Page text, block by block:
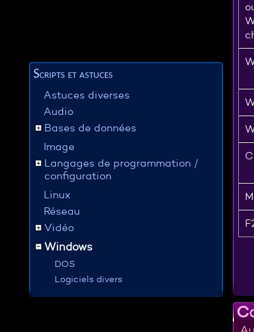
Scripts et astuces
Astuces diverses
Audio
Bases de données
Image
Langages de programmation /
configuration
Linux
Réseau
Vidéo
Windows
DOS
Logiciels divers